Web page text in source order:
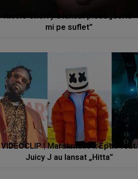
Nicole Cherry a lansat piesa „Scrie-
mi pe suflet”
VIDEOCLIP | Marshmello x Eptic feat.
Juicy J au lansat „Hitta”